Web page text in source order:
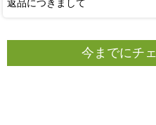
返品につきまして
今までにチ